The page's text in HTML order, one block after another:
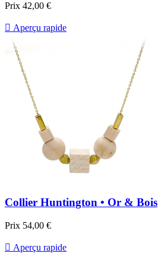
Prix 42,00 €
 Aperçu rapide
Collier Huntington • Or & Bois
Prix 54,00 €
 Aperçu rapide